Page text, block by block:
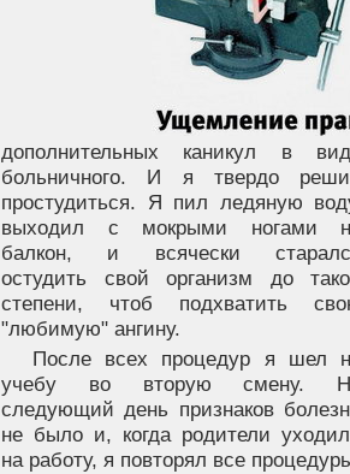
дополнительных каникул в
больничного. И я твердо
простудиться. Я пил ледяную
выходил с мокрыми ногами
балкон, и всячески
остудить свой организм до
степени, чтоб подхватить
"любимую" ангину.
После всех процедур я шел
учебу во вторую смену.
следующий день признаков
не было и, когда родители
на работу, я повторял все